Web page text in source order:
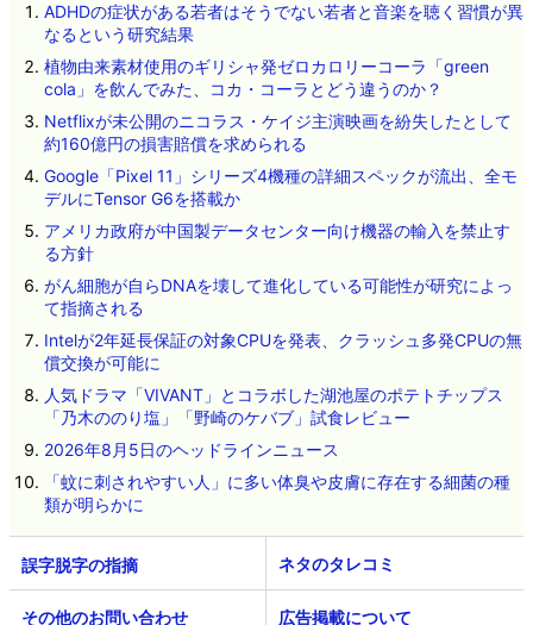
ADHDの症状がある若者はそうでない若者と音楽を聴く習慣が異
なるという研究結果
植物由来素材使用のギリシャ発ゼロカロリーコーラ「green
cola」を飲んでみた、コカ・コーラとどう違うのか？
Netflixが未公開のニコラス・ケイジ主演映画を紛失したとして
約160億円の損害賠償を求められる
Google「Pixel 11」シリーズ4機種の詳細スペックが流出、全モ
デルにTensor G6を搭載か
アメリカ政府が中国製データセンター向け機器の輸入を禁止す
る方針
がん細胞が自らDNAを壊して進化している可能性が研究によっ
て指摘される
Intelが2年延長保証の対象CPUを発表、クラッシュ多発CPUの無
償交換が可能に
人気ドラマ「VIVANT」とコラボした湖池屋のポテトチップス
「乃木ののり塩」「野崎のケバブ」試食レビュー
2026年8月5日のヘッドラインニュース
「蚊に刺されやすい人」に多い体臭や皮膚に存在する細菌の種
類が明らかに
ネタのタレコミ
その他のお問い合わせ 広告掲載について